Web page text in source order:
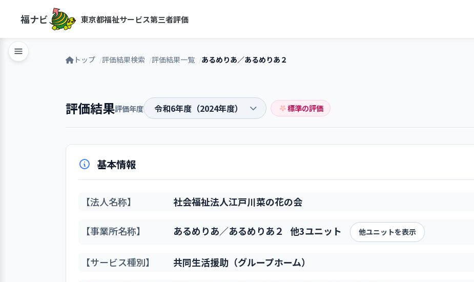
福ナビ 東京都福祉サービス第三者評価
トップ 評価結果検索 評価結果一覧 あるめりあ／あるめりあ２
評価結果評価年度 標準の評価
基本情報
【法人名称】 社会福祉法人江戸川菜の花の会
【事業所名称】 あるめりあ／あるめりあ２ 他3ユニット 他ユニットを表示
【サービス種別】 共同生活援助（グループホーム）